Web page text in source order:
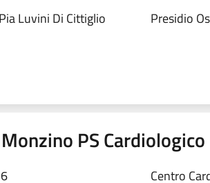
Luvini Di Cittiglio Presidio
PS Cardiologico
Centro